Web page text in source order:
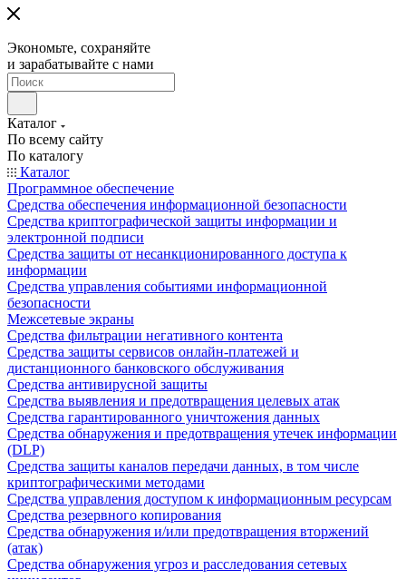
Экономьте, сохраняйте
и зарабатывайте с нами
Каталог
По всему сайту
По каталогу
Каталог
Программное обеспечение
Средства обеспечения информационной безопасности
Средства криптографической защиты информации и
электронной подписи
Средства защиты от несанкционированного доступа к
информации
Средства управления событиями информационной
безопасности
Межсетевые экраны
Средства фильтрации негативного контента
Средства защиты сервисов онлайн-платежей и
дистанционного банковского обслуживания
Средства антивирусной защиты
Средства выявления и предотвращения целевых атак
Средства гарантированного уничтожения данных
Средства обнаружения и предотвращения утечек информации
(DLP)
Средства защиты каналов передачи данных, в том числе
криптографическими методами
Средства управления доступом к информационным ресурсам
Средства резервного копирования
Средства обнаружения и/или предотвращения вторжений
(атак)
Средства обнаружения угроз и расследования сетевых